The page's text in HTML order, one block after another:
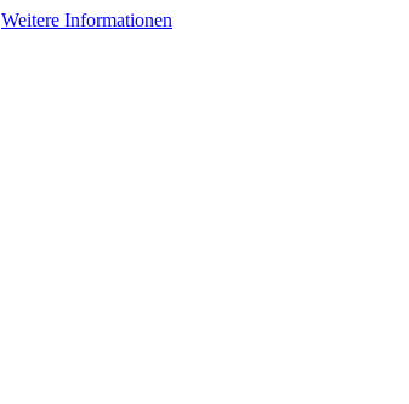
Weitere Informationen